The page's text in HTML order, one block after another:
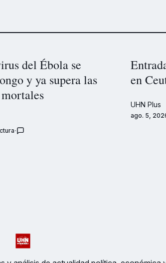
del Ébola se
y ya supera las
en
UHN Plus
ago. 5,